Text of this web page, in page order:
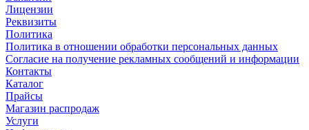
Лицензии
Реквизиты
Политика
Политика в отношении обработки персональных данных
Согласие на получение рекламных сообщений и информации
Контакты
Каталог
Прайсы
Магазин распродаж
Услуги